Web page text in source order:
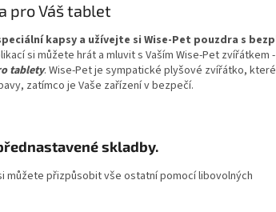
pro Váš tablet
kapsy a užívejte si Wise-Pet pouzdra s
si můžete hrát a mluvit s Vaším Wise-Pet zvířátkem -
tablety. Wise-Pet je sympatické plyšové zvířátko, které
zatímco je Vaše zařízení v bezpečí.
skladby.
můžete přizpůsobit vše ostatní pomocí libovolných